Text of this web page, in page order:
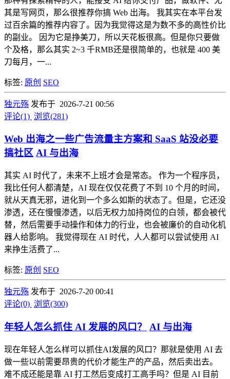
其是写网页，那么很推荐你搞 Web 出海。 我其实在本平台发
过百余篇的推荐内容了。因为我觉得这是为数不多的高性价比
的副业。 因为它是挣美刀，所以天花板很高。但是你只要做
个及格，那么其实 2~3 千RMB还是很简单的，也就是 400 美
刀每月，一...
标签: 原创 SEO
独元殇 发布于 2026-7-21 00:56
评论(1) 浏览(281)
Web 出海之一些广告流量主方案和 SaaS 站没必要
搞社区 AI 与出海
其实 AI 时代了，未来不上班才会是常态。 作为一个程序员，
我比任何人都清楚，AI 现在仅仅花费了不到 10 个月的时间，
就从天真无邪，进化到一个多么如斯的状态了。但是，它还没
渗透，还在慢慢渗透，以后无权力加持岗位的白领，都会被代
替，然后需要手动操作和体力的行业，也会被廉价的自动化机
器人给影响。 我觉得现在 AI 时代，人人都可以尝试使用 AI
来挣生活费了...
标签: 原创 SEO
独元殇 发布于 2026-7-20 00:41
评论(0) 浏览(300)
年轻人怎么抓住 AI 发展的风口？ AI 与出海
现在年轻人怎么样可以抓住AI发展的风口？那就是使用 AI 去
做一些以前需要昂贵的代价才能生产的产品，然后卖出去。
难不成还能是靠 AI 打工然后变成打工高手吗？但是 AI 目前